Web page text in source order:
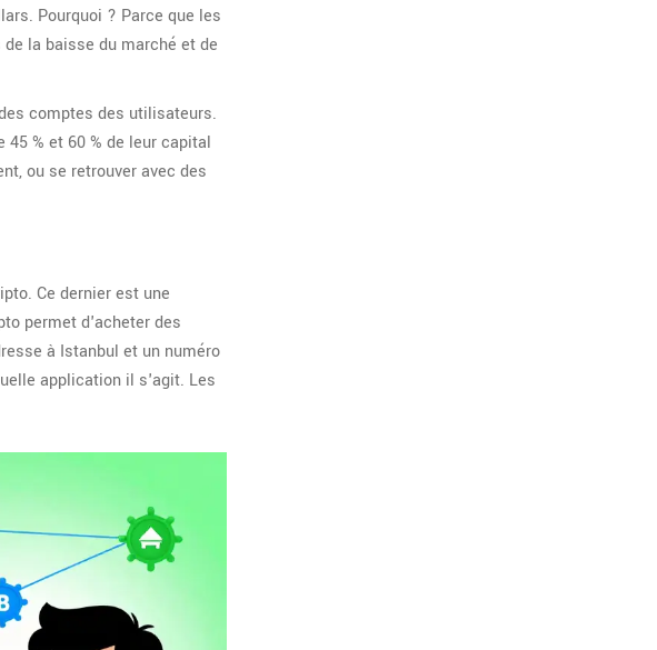
Pourquoi ? Parce que les
la baisse du marché et de
comptes des utilisateurs.
% et 60 % de leur capital
ou se retrouver avec des
. Ce dernier est une
permet d'acheter des
à Istanbul et un numéro
application il s'agit. Les